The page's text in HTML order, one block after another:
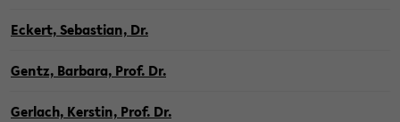
Eckert, Se­bas­ti­an, Dr.
Gentz, Bar­ba­ra, Prof. Dr.
Ger­lach, Kers­tin, Prof. Dr.